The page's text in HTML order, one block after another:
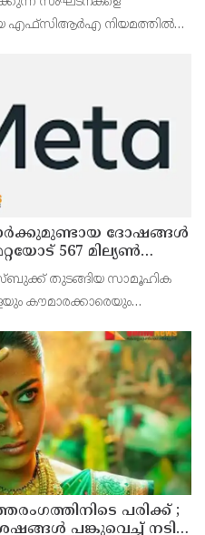
എഫ്‌സിആര്‍എ നിയമത്തില്‍
ദോഷങ്ങൾ
567 മില്യൺ
കോടതി
തുടങ്ങിയ സാമൂഹിക
കൗമാരക്കാരെയും
പരിക്ക് ;
പങ്കുവെച്ച് നടി